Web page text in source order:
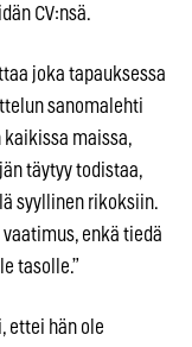
CV:nsä.
joka tapauksessa
sanomalehti
kaikissa maissa,
täytyy todistaa,
syyllinen rikoksiin.
vaatimus, enkä tiedä
tasolle.”
ettei hän ole